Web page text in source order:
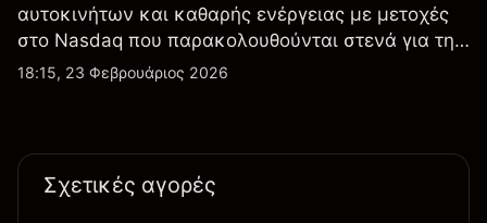
αυτοκινήτων και καθαρής ενέργειας με μετοχές
στο Nasdaq που παρακολουθούνται στενά για την
απόδοση κερδών, τα δεδομένα παραδόσεων και
18:15, 23 Φεβρουάριος 2026
Σχετικές αγορές